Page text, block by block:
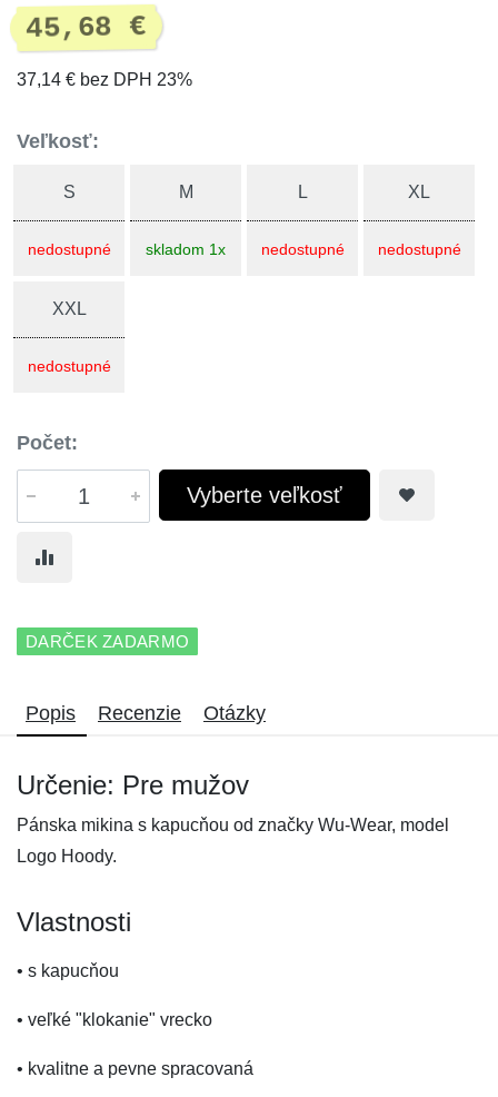
45,68 €
37,14 € bez DPH 23%
Veľkosť:
S
nedostupné
M
skladom 1x
L
nedostupné
XL
nedostupné
XXL
nedostupné
Počet:
Vyberte veľkosť
DARČEK ZADARMO
Popis Recenzie Otázky
Určenie: Pre mužov
Pánska mikina s kapucňou od značky Wu-Wear, model
Logo Hoody.
Vlastnosti
• s kapucňou
• veľké "klokanie" vrecko
• kvalitne a pevne spracovaná